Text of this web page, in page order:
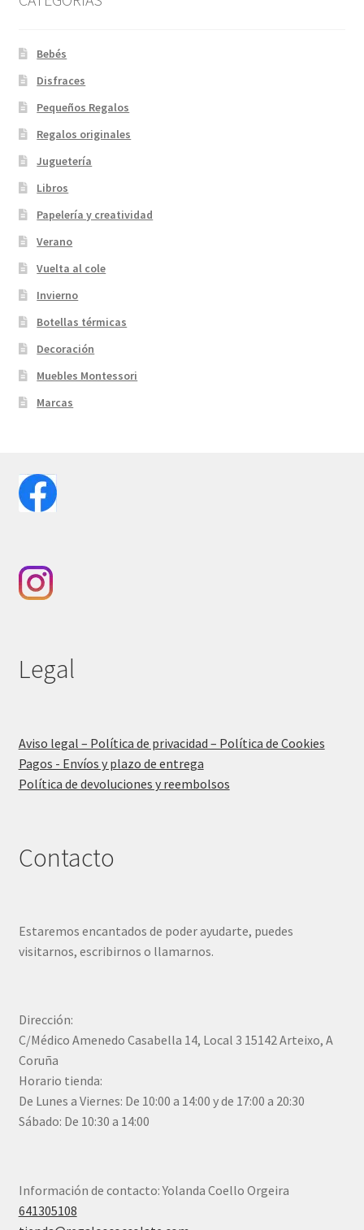
Bebés
Disfraces
Pequeños Regalos
Regalos originales
Juguetería
Libros
Papelería y creatividad
Verano
Vuelta al cole
Invierno
Botellas térmicas
Decoración
Muebles Montessori
Marcas
Legal
Aviso legal – Política de privacidad – Política de Cookies
Pagos - Envíos y plazo de entrega
Política de devoluciones y reembolsos
Contacto
Estaremos encantados de poder ayudarte, puedes
visitarnos, escribirnos o llamarnos.
Dirección:
C/Médico Amenedo Casabella 14, Local 3 15142 Arteixo, A
Coruña
Horario tienda:
De Lunes a Viernes: De 10:00 a 14:00 y de 17:00 a 20:30
Sábado: De 10:30 a 14:00
Información de contacto: Yolanda Coello Orgeira
641305108